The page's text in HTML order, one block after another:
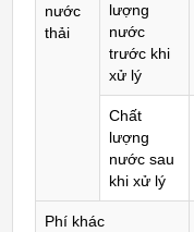
nước
thải
lượng
nước
trước khi
xử lý
Chất
lượng
nước sau
khi xử lý
Phí khác